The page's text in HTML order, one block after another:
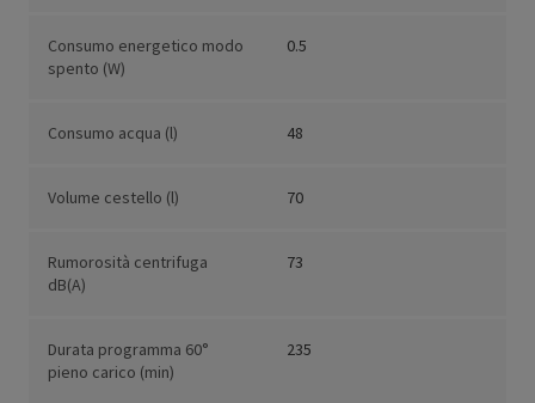
Consumo energetico modo
spento (W)
0.5
Consumo acqua (l) 48
Volume cestello (l) 70
Rumorosità centrifuga
dB(A)
73
Durata programma 60°
pieno carico (min)
235